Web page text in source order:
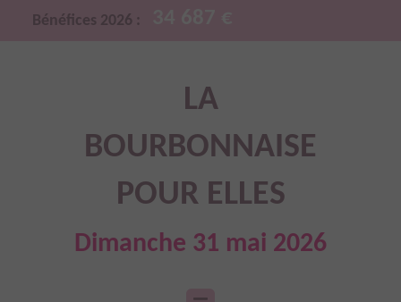
Bénéfices 2026 :
LA
BOURBONNAISE
POUR ELLES
Dimanche 31 mai 2026